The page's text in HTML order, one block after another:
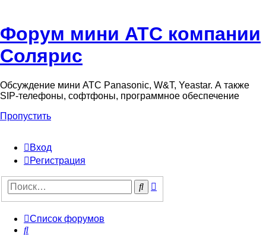
Форум мини АТС компании
Солярис
Обсуждение мини АТС Panasonic, W&T, Yeastar. А также
SIP-телефоны, софтфоны, программное обеспечение
Пропустить
Вход
Регистрация
Поиск
Список форумов
Поиск